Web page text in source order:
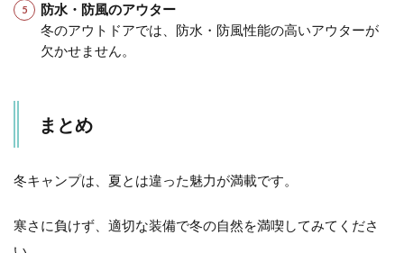
防水・防風のアウター
冬のアウトドアでは、防水・防風性能の高いアウターが
欠かせません。
まとめ
冬キャンプは、夏とは違った魅力が満載です。
寒さに負けず、適切な装備で冬の自然を満喫してみてくださ